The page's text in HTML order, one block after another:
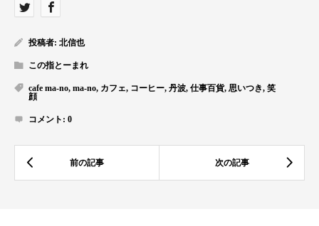
投稿者: 北信也
この指とーまれ
cafe ma-no, ma-no, カフェ, コーヒー, 丹波, 仕事百貨, 思いつき, 笑
顔
コメント: 0